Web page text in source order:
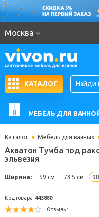
Москва
КАТАЛОГ
МЕБЕЛЬ ДЛЯ
Каталог Мебель для ванных
эльвезия
Ширина: 59 см